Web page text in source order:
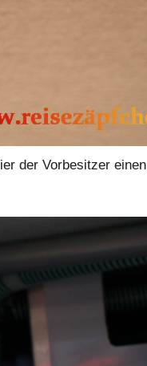
der Vorbesitzer einen